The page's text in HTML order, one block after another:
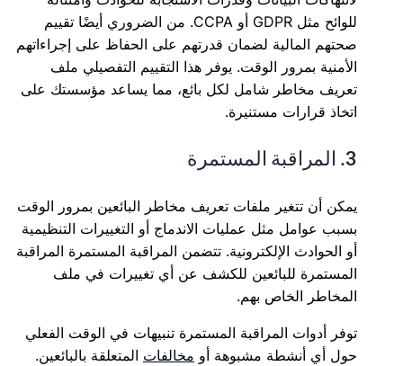
للوائح مثل GDPR أو CCPA. من الضروري أيضًا تقييم
صحتهم المالية لضمان قدرتهم على الحفاظ على إجراءاتهم
الأمنية بمرور الوقت. يوفر هذا التقييم التفصيلي ملف
تعريف مخاطر شامل لكل بائع، مما يساعد مؤسستك على
اتخاذ قرارات مستنيرة.
3. المراقبة المستمرة
يمكن أن تتغير ملفات تعريف مخاطر البائعين بمرور الوقت
بسبب عوامل مثل عمليات الاندماج أو التغييرات التنظيمية
أو الحوادث الإلكترونية. تتضمن المراقبة المستمرة المراقبة
المستمرة للبائعين للكشف عن أي تغييرات في ملف
المخاطر الخاص بهم.
توفر أدوات المراقبة المستمرة تنبيهات في الوقت الفعلي
حول أي أنشطة مشبوهة أو مخالفات المتعلقة بالبائعين.